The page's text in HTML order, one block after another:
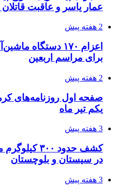
عمار یاسر و عاقبت قاتلان
2 هفته پیش
اعزام ۱۷۰ دستگاه
برای مراسم اربعین
2 هفته پیش
صفحه اول روزنامه‌های
یکم تیر ماه
3 هفته پیش
در سیستان و بلوچستان
3 هفته پیش